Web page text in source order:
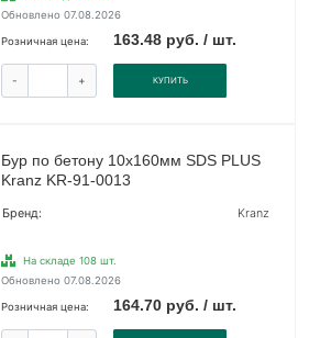
Обновлено 07.08.2026
Розничная цена: 163.48 руб. / шт.
- + КУПИТЬ
Бур по бетону 10x160мм SDS PLUS
Kranz KR-91-0013
Бренд: Kranz
На складе 108 шт.
Обновлено 07.08.2026
Розничная цена: 164.70 руб. / шт.